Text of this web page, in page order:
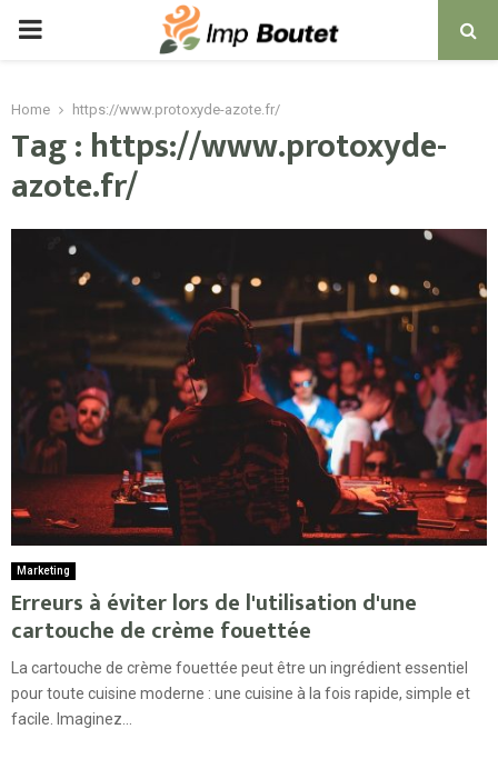
PRIMARY
Home https://www.protoxyde-azote.fr/
Tag : https://www.protoxyde-
azote.fr/
Marketing
Erreurs à éviter lors de l'utilisation d'une
cartouche de crème fouettée
La cartouche de crème fouettée peut être un ingrédient essentiel
pour toute cuisine moderne : une cuisine à la fois rapide, simple et
facile. Imaginez...